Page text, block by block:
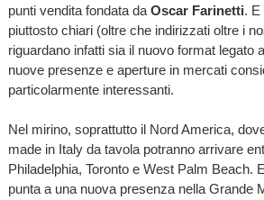
punti vendita fondata da Oscar Farinetti. E
piuttosto chiari (oltre che indirizzati oltre i
riguardano infatti sia il nuovo format legato
nuove presenze e aperture in mercati
particolarmente interessanti.
Nel mirino, soprattutto il Nord America,
made in Italy da tavola potranno arrivare
Philadelphia, Toronto e West Palm Beach.
punta a una nuova presenza nella Grande